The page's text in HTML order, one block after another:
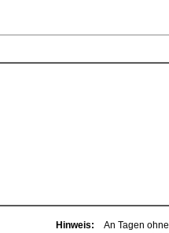
Hinweis: An Tagen